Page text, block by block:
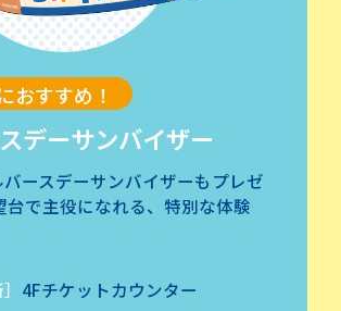
おすすめ！
デーサンバイザー
ースデーサンバイザーも プレゼ
台で主役になれる、特別な体験
4Fチケットカウンター